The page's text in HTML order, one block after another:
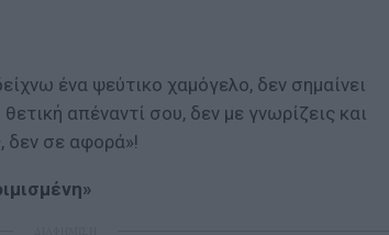
ένα ψεύτικο χαμόγελο, δεν σημαίνει
απέναντί σου, δεν με γνωρίζεις και
δεν σε αφορά»!